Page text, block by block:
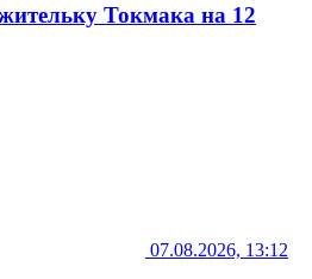
Токмака на 12
07.08.2026, 13:12